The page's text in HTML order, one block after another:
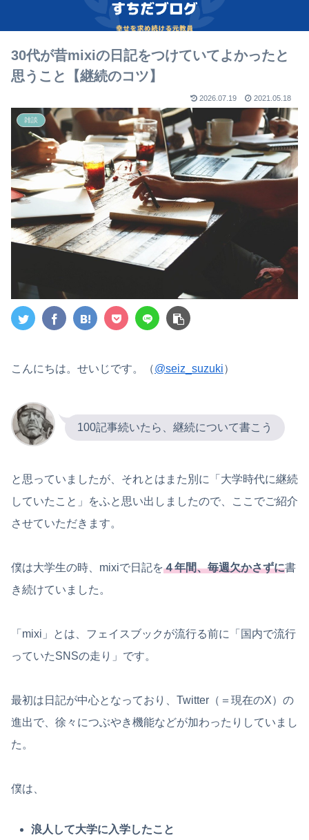
30代が昔mixiの日記をつけていてよかったと
思うこと【継続のコツ】
2026.07.19 2021.05.18
雑談
こんにちは。せいじです。（@seiz_suzuki）
100記事続いたら、継続について書こう
と思っていましたが、それとはまた別に「大学時代に継続
していたこと」をふと思い出しましたので、ここでご紹介
させていただきます。
僕は大学生の時、mixiで日記を４年間、毎週欠かさずに書
き続けていました。
「mixi」とは、フェイスブックが流行る前に「国内で流行
っていたSNSの走り」です。
最初は日記が中心となっており、Twitter（＝現在のX）の
進出で、徐々につぶやき機能などが加わったりしていまし
た。
僕は、
浪人して大学に入学したこと